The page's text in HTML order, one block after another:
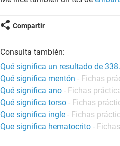
Compartir
Consulta también:
Qué significa un resultado de
Qué significa mentón - Fichas
Qué significa ano - Fichas
Qué significa torso - Fichas
Que significa ingle - Fichas
Que significa hematocrito -